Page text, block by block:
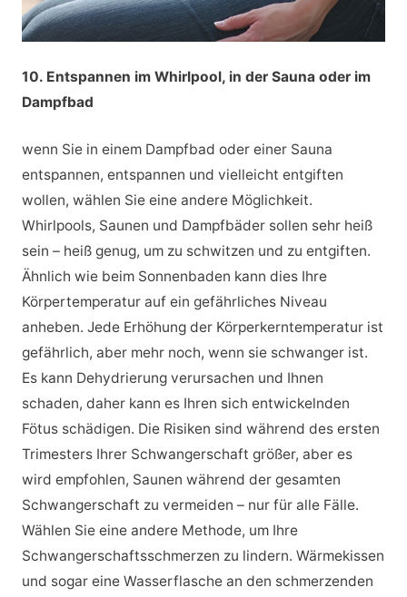
10. Entspannen im Whirlpool, in der Sauna oder im
Dampfbad
wenn Sie in einem Dampfbad oder einer Sauna
entspannen, entspannen und vielleicht entgiften
wollen, wählen Sie eine andere Möglichkeit.
Whirlpools, Saunen und Dampfbäder sollen sehr heiß
sein – heiß genug, um zu schwitzen und zu entgiften.
Ähnlich wie beim Sonnenbaden kann dies Ihre
Körpertemperatur auf ein gefährliches Niveau
anheben. Jede Erhöhung der Körperkerntemperatur ist
gefährlich, aber mehr noch, wenn sie schwanger ist.
Es kann Dehydrierung verursachen und Ihnen
schaden, daher kann es Ihren sich entwickelnden
Fötus schädigen. Die Risiken sind während des ersten
Trimesters Ihrer Schwangerschaft größer, aber es
wird empfohlen, Saunen während der gesamten
Schwangerschaft zu vermeiden – nur für alle Fälle.
Wählen Sie eine andere Methode, um Ihre
Schwangerschaftsschmerzen zu lindern. Wärmekissen
und sogar eine Wasserflasche an den schmerzenden